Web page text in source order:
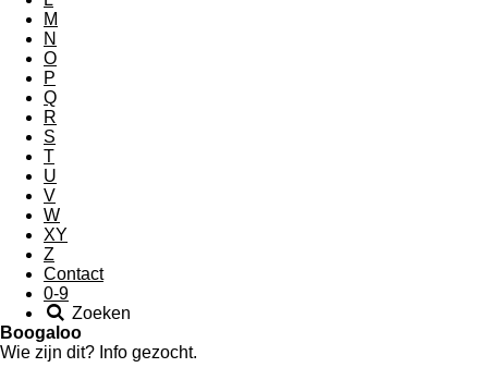
M
N
O
P
Q
R
S
T
U
V
W
XY
Z
Contact
0-9
Zoeken
Boogaloo
Wie zijn dit? Info gezocht.